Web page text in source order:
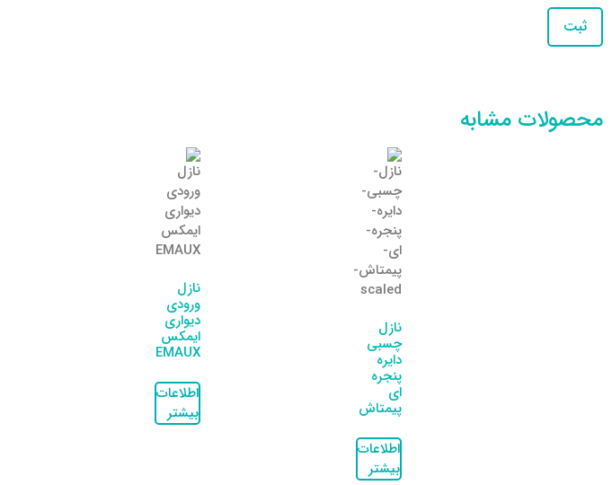
محصولات مشابه
نازل
چسبی
دایره
پنجره
ای
پیمتاش
اطلاعات
بیشتر
نازل
ورودی
دیواری
ایمکس
EMAUX
اطلاعات
بیشتر